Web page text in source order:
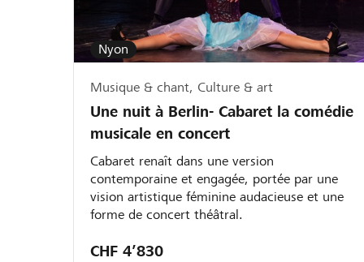
Nyon
Musique & chant, Culture & art
Une nuit à Berlin- Cabaret la comédie
musicale en concert
Cabaret renaît dans une version
contemporaine et engagée, portée par une
vision artistique féminine audacieuse et une
forme de concert théâtral.
CHF 4’830